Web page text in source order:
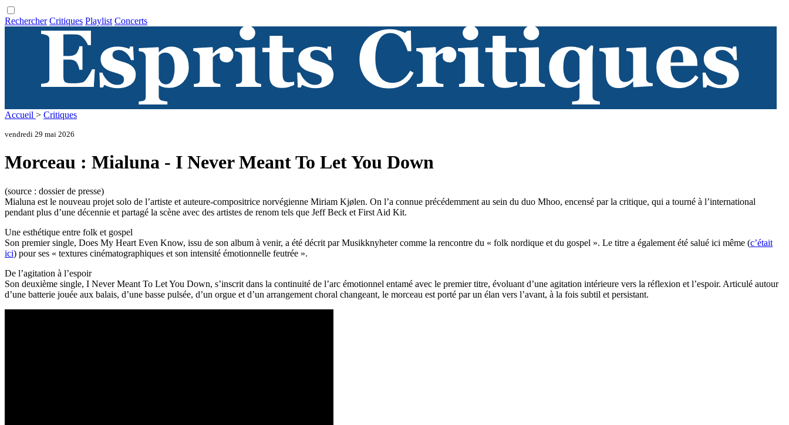
Rechercher Critiques Playlist Concerts
Accueil > Critiques
vendredi 29 mai 2026
Morceau : Mialuna - I Never Meant To Let You Down
(source : dossier de presse)
Mialuna est le nouveau projet solo de l’artiste et auteure-compositrice norvégienne Miriam Kjølen. On l’a connue précédemment au sein du duo Mhoo, encensé par la critique, qui a tourné à l’international
pendant plus d’une décennie et partagé la scène avec des artistes de renom tels que Jeff Beck et First Aid Kit.
Une esthétique entre folk et gospel
Son premier single, Does My Heart Even Know, issu de son album à venir, a été décrit par Musikknyheter comme la rencontre du « folk nordique et du gospel ». Le titre a également été salué ici même (c’était
ici) pour ses « textures cinématographiques et son intensité émotionnelle feutrée ».
De l’agitation à l’espoir
Son deuxième single, I Never Meant To Let You Down, s’inscrit dans la continuité de l’arc émotionnel entamé avec le premier titre, évoluant d’une agitation intérieure vers la réflexion et l’espoir. Articulé autour
d’une batterie jouée aux balais, d’une basse pulsée, d’un orgue et d’un arrangement choral changeant, le morceau est porté par un élan vers l’avant, à la fois subtil et persistant.